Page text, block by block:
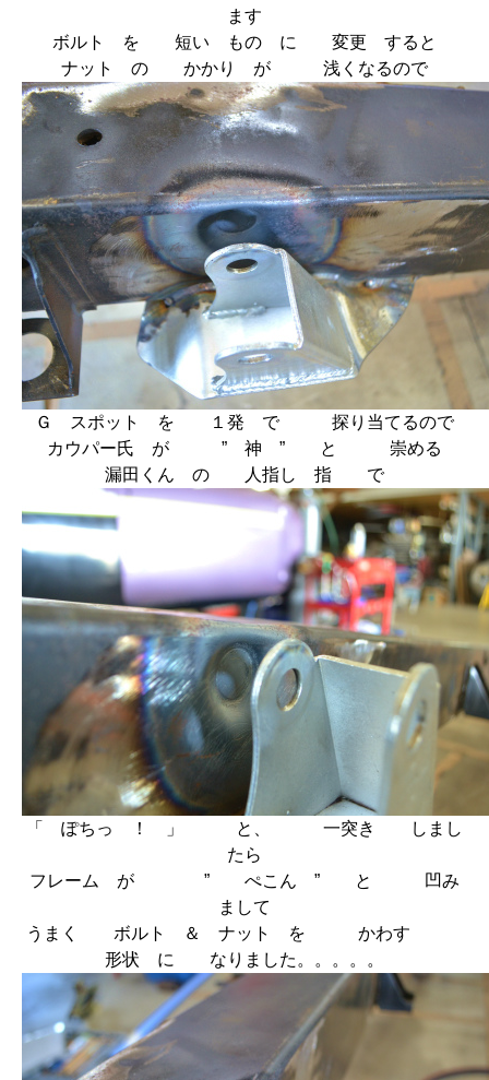
ます
ボルト を 短い もの に 変更 すると
ナット の かかり が 浅くなるので
Ｇ スポット を １発 で 探り当てるので
カウパー氏 が ” 神 ” と 崇める
漏田くん の 人指し 指 で
「 ぽちっ ！ 」 と、 一突き しまし
たら
フレーム が ” ぺこん ” と 凹み
まして
うまく ボルト ＆ ナット を かわす
形状 に なりました。。。。。